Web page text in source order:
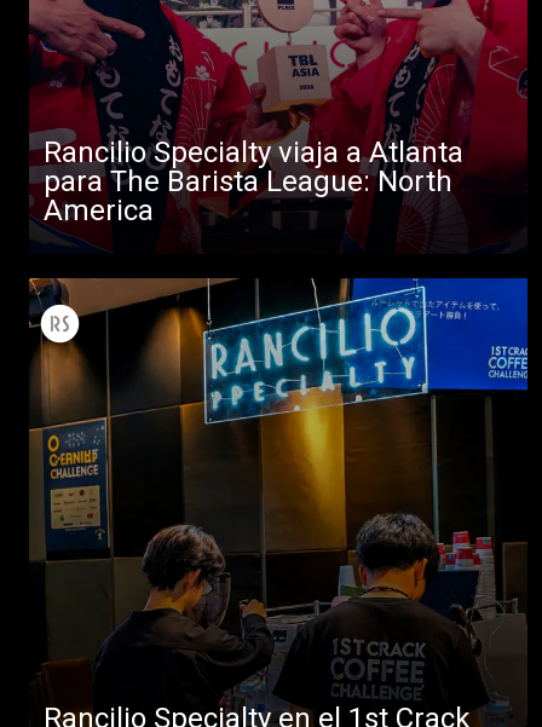
Rancilio Specialty viaja a Atlanta
para The Barista League: North
America
Rancilio Specialty en el 1st Crack
Todos
Productos
Noticias
Descargar